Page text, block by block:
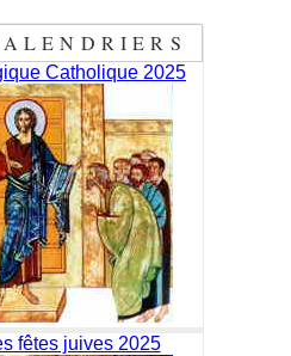
Catholique 2025
fêtes juives 2025